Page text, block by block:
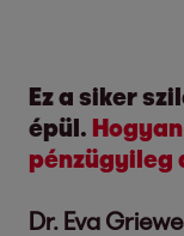
Ez a siker
épül.
pénzügyileg
Dr. Eva